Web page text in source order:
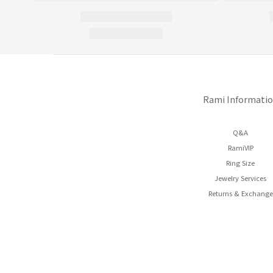
Rami
Q&A
RamiVIP
Ring Size
Jewelry Services
Returns & Exchange